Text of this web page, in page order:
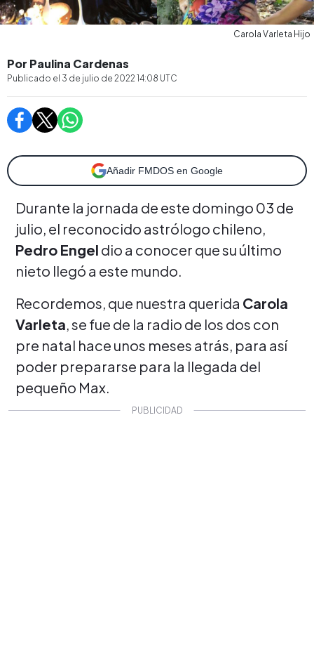
Carola Varleta Hijo
Por Paulina Cardenas
Publicado el 3 de julio de 2022 14:08 UTC
Añadir FMDOS en Google
Durante la jornada de este domingo 03 de
julio, el reconocido astrólogo chileno,
Pedro Engel dio a conocer que su último
nieto llegó a este mundo.
Recordemos, que nuestra querida Carola
Varleta, se fue de la radio de los dos con
pre natal hace unos meses atrás, para así
poder prepararse para la llegada del
pequeño Max.